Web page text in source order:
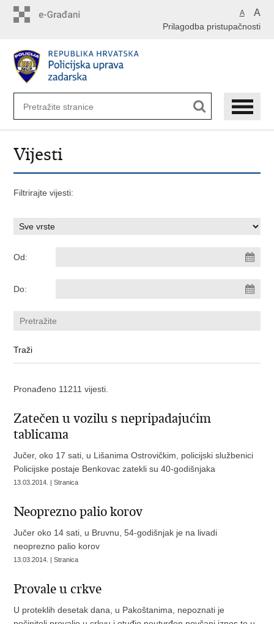
A A
Prilagodba pristupačnosti
Vijesti
Filtrirajte vijesti:
Od:
Do:
Pronađeno 11211 vijesti.
Zatečen u vozilu s nepripadajućim
tablicama
Jučer, oko 17 sati, u Lišanima Ostrovičkim, policijski službenici
Policijske postaje Benkovac zatekli su 40-godišnjaka
13.03.2014. | Stranica
Neoprezno palio korov
Jučer oko 14 sati, u Bruvnu, 54-godišnjak je na livadi
neoprezno palio korov
13.03.2014. | Stranica
Provale u crkve
U proteklih desetak dana, u Pakoštanima, nepoznati je